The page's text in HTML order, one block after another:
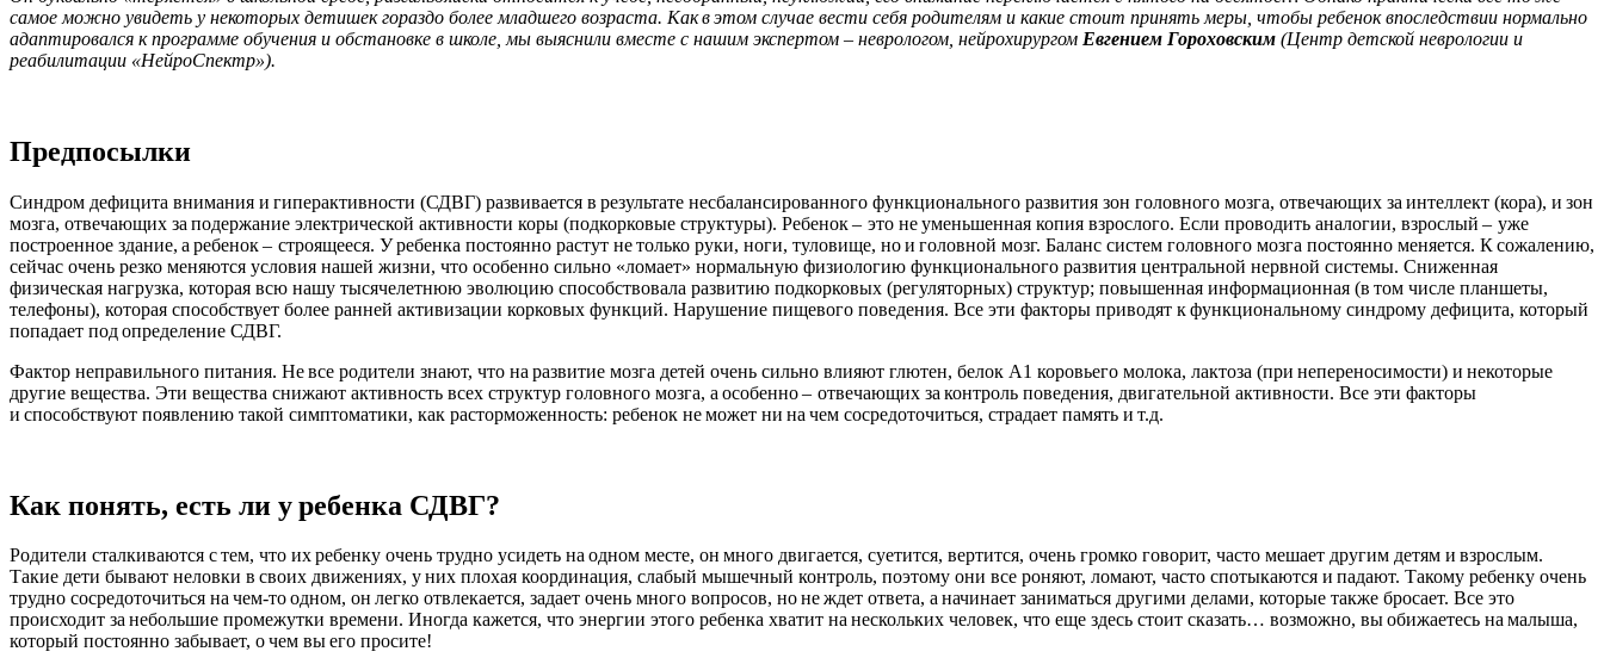
самое можно увидеть у некоторых детишек гораздо более младшего возраста. Как в этом случае вести себя родителям и какие стоит принять меры, чтобы ребенок впоследствии нормально
адаптировался к программе обучения и обстановке в школе, мы выяснили вместе с нашим экспертом – неврологом, нейрохирургом Евгением Гороховским (Центр детской неврологии и
реабилитации «НейроСпектр»).
Предпосылки
Синдром дефицита внимания и гиперактивности (СДВГ) развивается в результате несбалансированного функционального развития зон головного мозга, отвечающих за интеллект (кора), и зон
мозга, отвечающих за подержание электрической активности коры (подкорковые структуры). Ребенок – это не уменьшенная копия взрослого. Если проводить аналогии, взрослый – уже
построенное здание, а ребенок – строящееся. У ребенка постоянно растут не только руки, ноги, туловище, но и головной мозг. Баланс систем головного мозга постоянно меняется. К сожалению,
сейчас очень резко меняются условия нашей жизни, что особенно сильно «ломает» нормальную физиологию функционального развития центральной нервной системы. Сниженная
физическая нагрузка, которая всю нашу тысячелетнюю эволюцию способствовала развитию подкорковых (регуляторных) структур; повышенная информационная (в том числе планшеты,
телефоны), которая способствует более ранней активизации корковых функций. Нарушение пищевого поведения. Все эти факторы приводят к функциональному синдрому дефицита, который
попадает под определение СДВГ.
Фактор неправильного питания. Не все родители знают, что на развитие мозга детей очень сильно влияют глютен, белок А1 коровьего молока, лактоза (при непереносимости) и некоторые
другие вещества. Эти вещества снижают активность всех структур головного мозга, а особенно – отвечающих за контроль поведения, двигательной активности. Все эти факторы
и способствуют появлению такой симптоматики, как расторможенность: ребенок не может ни на чем сосредоточиться, страдает память и т.д.
Как понять, есть ли у ребенка СДВГ?
Родители сталкиваются с тем, что их ребенку очень трудно усидеть на одном месте, он много двигается, суетится, вертится, очень громко говорит, часто мешает другим детям и взрослым.
Такие дети бывают неловки в своих движениях, у них плохая координация, слабый мышечный контроль, поэтому они все роняют, ломают, часто спотыкаются и падают. Такому ребенку очень
трудно сосредоточиться на чем-то одном, он легко отвлекается, задает очень много вопросов, но не ждет ответа, а начинает заниматься другими делами, которые также бросает. Все это
происходит за небольшие промежутки времени. Иногда кажется, что энергии этого ребенка хватит на нескольких человек, что еще здесь стоит сказать… возможно, вы обижаетесь на малыша,
который постоянно забывает, о чем вы его просите!